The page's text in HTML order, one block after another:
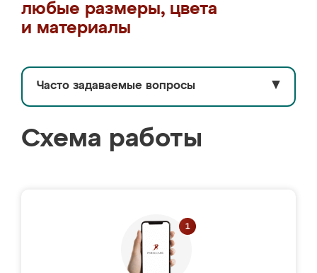
любые размеры, цвета
и материалы
Часто задаваемые вопросы ▼
Схема работы